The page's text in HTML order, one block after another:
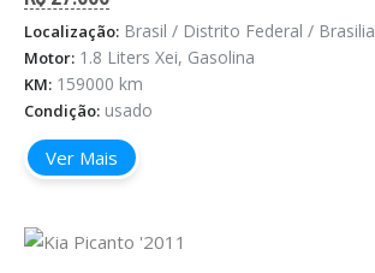
Localização: Brasil / Distrito Federal / Brasilia
Motor: 1.8 Liters Xei, Gasolina
KM: 159000 km
Condição: usado
Ver Mais